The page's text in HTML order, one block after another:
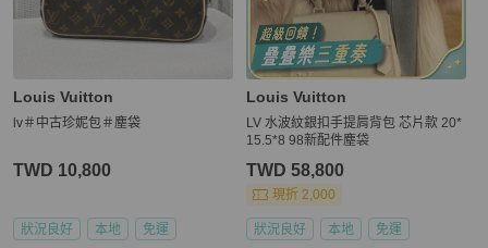
Louis Vuitton
lv＃中古珍妮包＃塵袋
TWD 10,800
狀況良好 本地 免運
Louis Vuitton
LV 水波紋銀扣手提肩背包 芯片款 20*
15.5*8 98新配件塵袋
TWD 58,800
現折 2,000
狀況良好 本地 免運